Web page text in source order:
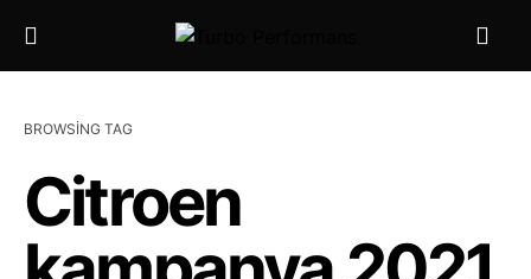
BROWSING TAG
Citroen